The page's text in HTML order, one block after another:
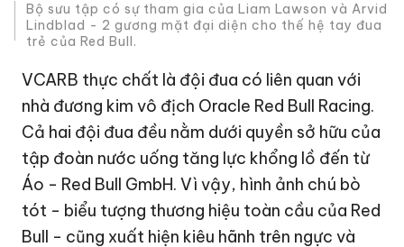
Bộ sưu tập có sự tham gia của Liam Lawson và Arvid
Lindblad - 2 gương mặt đại diện cho thế hệ tay đua
trẻ của Red Bull.
VCARB thực chất là đội đua có liên quan với
nhà đương kim vô địch Oracle Red Bull Racing.
Cả hai đội đua đều nằm dưới quyền sở hữu của
tập đoàn nước uống tăng lực khổng lồ đến từ
Áo - Red Bull GmbH. Vì vậy, hình ảnh chú bò
tót - biểu tượng thương hiệu toàn cầu của Red
Bull - cũng xuất hiện kiêu hãnh trên ngực và